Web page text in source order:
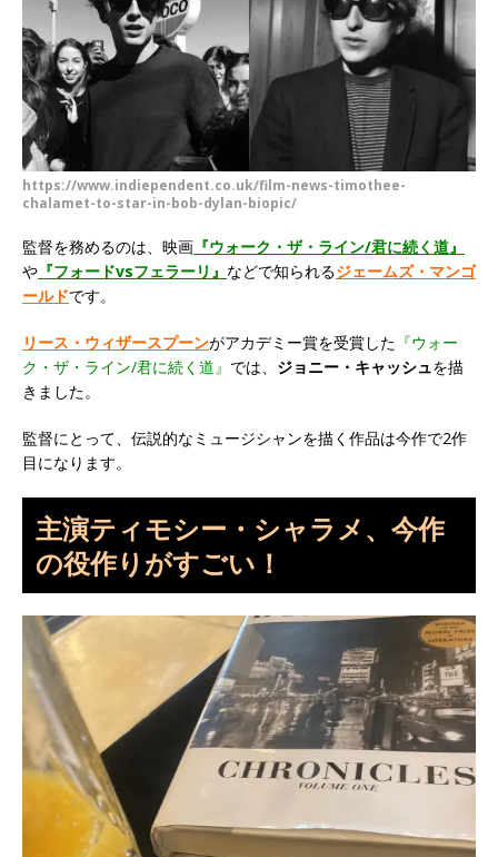
https://www.indiependent.co.uk/film-news-timothee-
chalamet-to-star-in-bob-dylan-biopic/
監督を務めるのは、映画 『ウォーク・ザ・ライン/君に続く道』
や 『フォードvsフェラーリ』 などで知られるジェームズ・マンゴ
ールドです。
リース・ウィザースプーンがアカデミー賞を受賞した 『ウォー
ク・ザ・ライン/君に続く道』 では、 ジョニー・キャッシュを描
きました。
監督にとって、伝説的なミュージシャンを描く作品は今作で2作
目になります。
主演ティモシー・シャラメ、今作
の役作りがすごい！